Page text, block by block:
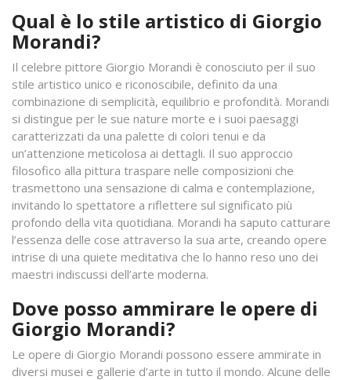
Qual è lo stile artistico di Giorgio
Morandi?
Il celebre pittore Giorgio Morandi è conosciuto per il suo
stile artistico unico e riconoscibile, definito da una
combinazione di semplicità, equilibrio e profondità. Morandi
si distingue per le sue nature morte e i suoi paesaggi
caratterizzati da una palette di colori tenui e da
un’attenzione meticolosa ai dettagli. Il suo approccio
filosofico alla pittura traspare nelle composizioni che
trasmettono una sensazione di calma e contemplazione,
invitando lo spettatore a riflettere sul significato più
profondo della vita quotidiana. Morandi ha saputo catturare
l’essenza delle cose attraverso la sua arte, creando opere
intrise di una quiete meditativa che lo hanno reso uno dei
maestri indiscussi dell’arte moderna.
Dove posso ammirare le opere di
Giorgio Morandi?
Le opere di Giorgio Morandi possono essere ammirate in
diversi musei e gallerie d’arte in tutto il mondo. Alcune delle